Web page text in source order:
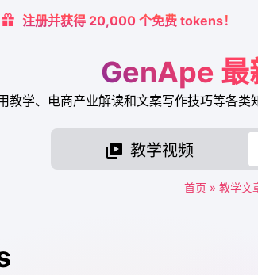
注册并获得 20,000 个免费 tokens！
GenApe 最
教学、电商产业解读和文案写作技巧等各类
教学视频
首页 » 教学文